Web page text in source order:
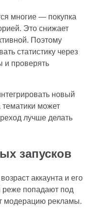
многие — покупка
Это снижает
Поэтому
статистику через
и проверять
новый
тематики может
лучше делать
запусков
аккаунта и его
реже попадают под
модерацию рекламы.